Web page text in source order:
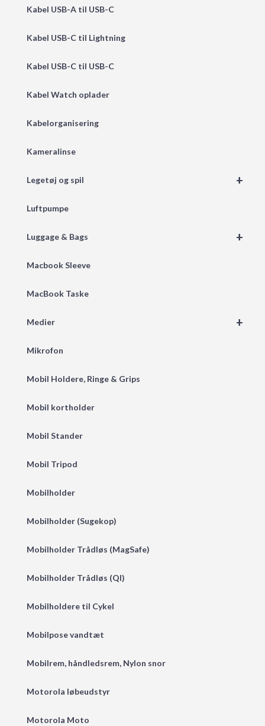
Kabel USB-A til USB-C
Kabel USB-C til Lightning
Kabel USB-C til USB-C
Kabel Watch oplader
Kabelorganisering
Kameralinse
+
Legetøj og spil
Luftpumpe
+
Luggage & Bags
Macbook Sleeve
MacBook Taske
+
Medier
Mikrofon
Mobil Holdere, Ringe & Grips
Mobil kortholder
Mobil Stander
Mobil Tripod
Mobilholder
Mobilholder (Sugekop)
Mobilholder Trådløs (MagSafe)
Mobilholder Trådløs (QI)
Mobilholdere til Cykel
Mobilpose vandtæt
Mobilrem, håndledsrem, Nylon snor
Motorola løbeudstyr
Motorola Moto